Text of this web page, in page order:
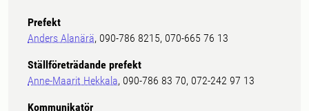
Prefekt
Anders Alanärä, 090-786 8215, 070-665 76 13
Ställföreträdande prefekt
Anne-Maarit Hekkala, 090-786 83 70, 072-242 97 13
Kommunikatör